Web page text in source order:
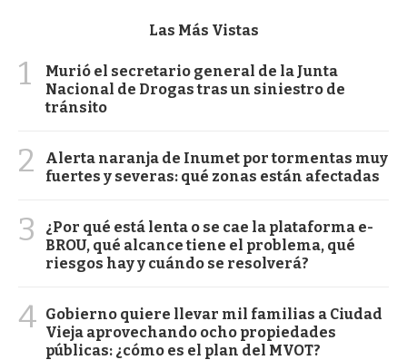
Las Más Vistas
1
Murió el secretario general de la Junta
Nacional de Drogas tras un siniestro de
tránsito
2
Alerta naranja de Inumet por tormentas muy
fuertes y severas: qué zonas están afectadas
3
¿Por qué está lenta o se cae la plataforma e-
BROU, qué alcance tiene el problema, qué
riesgos hay y cuándo se resolverá?
4 Gobierno quiere llevar mil familias a Ciudad
Vieja aprovechando ocho propiedades
públicas: ¿cómo es el plan del MVOT?